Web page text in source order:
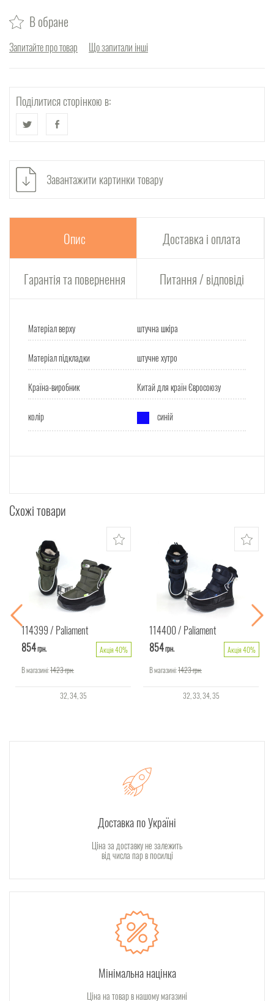
В обране
Запитайте про товар Що запитали інші
Поділитися сторінкою в:
Завантажити картинки товару
Опис Доставка і оплата
Гарантія та повернення Питання / відповіді
Матеріал верху штучна шкіра
Матеріал підкладки штучне хутро
Країна-виробник Китай для країн Євросоюзу
колір синій
Схожі товари
114399 Paliament
854грн.
Акція 40%
В магазині:1423грн.
32 34 35
114400 Paliament
854грн.
Акція 40%
В магазині:1423грн.
32 33 34 35
Доставка по Україні
Ціна за доставку не залежить
від числа пар в посилці
Мінімальна націнка
Ціна на товар в нашому магазині